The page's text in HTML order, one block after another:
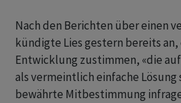
Nach den Berichten über einen
kündigte Lies gestern bereits
Entwicklung zustimmen, «die
als vermeintlich einfache
bewährte Mitbestimmung